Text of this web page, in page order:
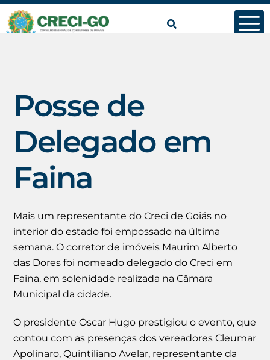
conteúdo
Posse de
Delegado em
Faina
Mais um representante do Creci de Goiás no
interior do estado foi empossado na última
semana. O corretor de imóveis Maurim Alberto
das Dores foi nomeado delegado do Creci em
Faina, em solenidade realizada na Câmara
Municipal da cidade.
O presidente Oscar Hugo prestigiou o evento, que
contou com as presenças dos vereadores Cleumar
Apolinaro, Quintiliano Avelar, representante da